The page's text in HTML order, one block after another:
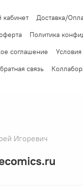
кабинет Доставка/
Политика
соглашение
связь
Игоревич